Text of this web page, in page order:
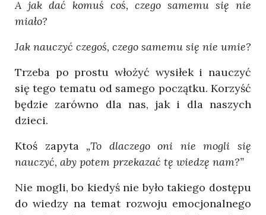
A jak dać komuś coś, czego samemu się nie
miało?
Jak nauczyć czegoś, czego samemu się nie umie?
Trzeba po prostu włożyć wysiłek i nauczyć
się tego tematu od samego początku. Korzyść
będzie zarówno dla nas, jak i dla naszych
dzieci.
Ktoś zapyta „To dlaczego oni nie mogli się
nauczyć, aby potem przekazać tę wiedzę nam?”
Nie mogli, bo kiedyś nie było takiego dostępu
do wiedzy na temat rozwoju emocjonalnego